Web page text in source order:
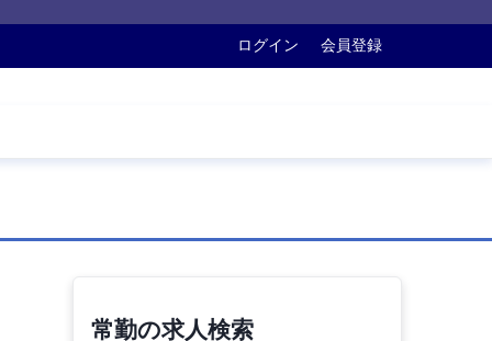
ログイン 会員登録
常勤の求人検索